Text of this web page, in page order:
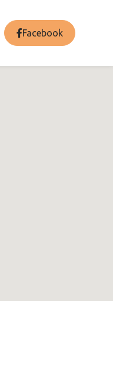
Facebook